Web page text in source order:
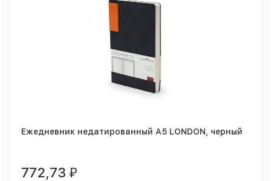
Ежедневник недатированный А5 LONDON, черный
772,73 ₽